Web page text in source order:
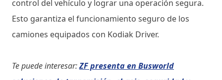
control del vehículo y lograr una operación segura.
Esto garantiza el funcionamiento seguro de los
camiones equipados con Kodiak Driver.
Te puede interesar:ZF presenta en Busworld